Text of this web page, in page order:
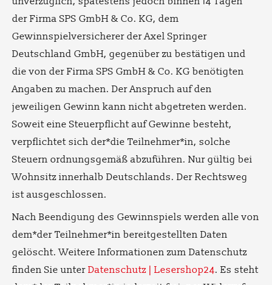
der Firma SPS GmbH & Co. KG, dem
Gewinnspielversicherer der Axel Springer
Deutschland GmbH, gegenüber zu bestätigen und
die von der Firma SPS GmbH & Co. KG benötigten
Angaben zu machen. Der Anspruch auf den
jeweiligen Gewinn kann nicht abgetreten werden.
Soweit eine Steuerpflicht auf Gewinne besteht,
verpflichtet sich der*die Teilnehmer*in, solche
Steuern ordnungsgemäß abzuführen. Nur gültig bei
Wohnsitz innerhalb Deutschlands. Der Rechtsweg
ist ausgeschlossen.
Nach Beendigung des Gewinnspiels werden alle von
dem*der Teilnehmer*in bereitgestellten Daten
gelöscht. Weitere Informationen zum Datenschutz
finden Sie unter Datenschutz | Lesershop24. Es steht